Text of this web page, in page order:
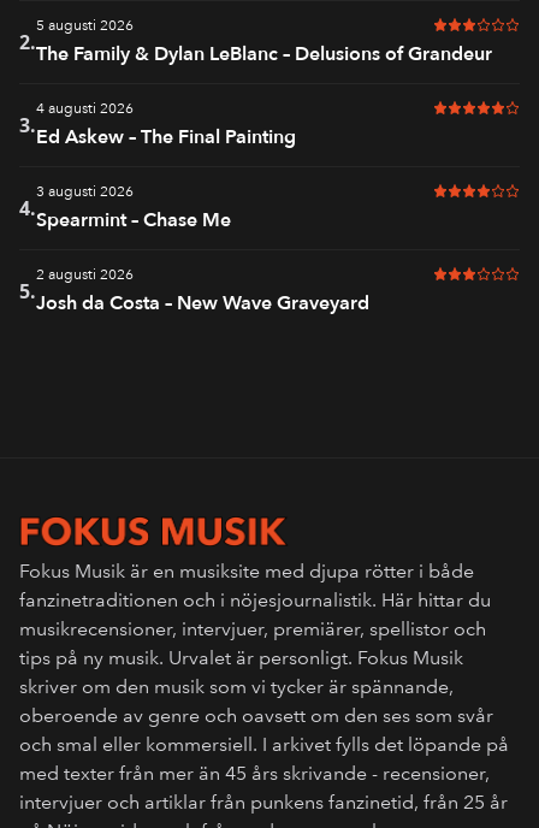
2.
5 augusti 2026 3 av 6 i
The Family & Dylan LeBlanc – Delusions of Grandeur
3.
4 augusti 2026 5 av 6 i
Ed Askew – The Final Painting
4.
3 augusti 2026 4 av 6 i
Spearmint – Chase Me
5.
2 augusti 2026 3 av 6 i
Josh da Costa – New Wave Graveyard
Fokus Musik är en musiksite med djupa rötter i både
fanzinetraditionen och i nöjesjournalistik. Här hittar du
musikrecensioner, intervjuer, premiärer, spellistor och
tips på ny musik. Urvalet är personligt. Fokus Musik
skriver om den musik som vi tycker är spännande,
oberoende av genre och oavsett om den ses som svår
och smal eller kommersiell. I arkivet fylls det löpande på
med texter från mer än 45 års skrivande - recensioner,
intervjuer och artiklar från punkens fanzinetid, från 25 år